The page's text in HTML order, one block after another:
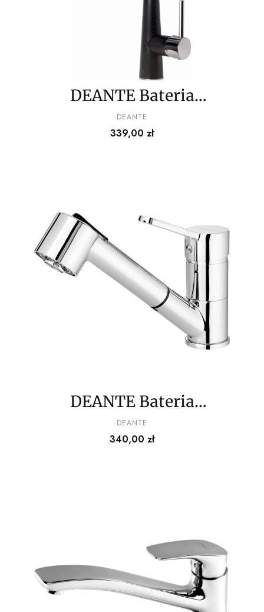
DEANTE Bateria
kuchenna z wyciąganą
wylewką
PRODUCENT
DEANTE
Cena
339,00 zł
DEANTE Bateria
kuchenna z wyciąganą
wylewką
PRODUCENT
DEANTE
Cena
340,00 zł